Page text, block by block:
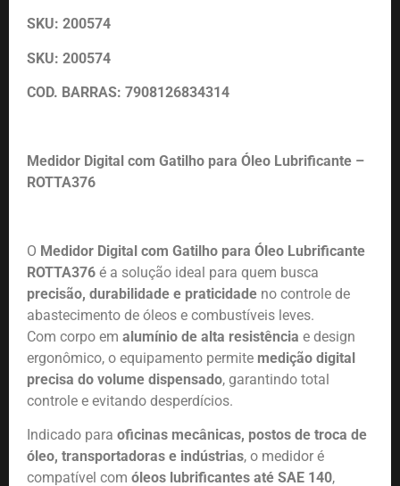
SKU: 200574
SKU: 200574
COD. BARRAS: 7908126834314
Medidor Digital com Gatilho para Óleo Lubrificante –
ROTTA376
O Medidor Digital com Gatilho para Óleo Lubrificante
ROTTA376 é a solução ideal para quem busca
precisão, durabilidade e praticidade no controle de
abastecimento de óleos e combustíveis leves.
Com corpo em alumínio de alta resistência e design
ergonômico, o equipamento permite medição digital
precisa do volume dispensado, garantindo total
controle e evitando desperdícios.
Indicado para oficinas mecânicas, postos de troca de
óleo, transportadoras e indústrias, o medidor é
compatível com óleos lubrificantes até SAE 140,